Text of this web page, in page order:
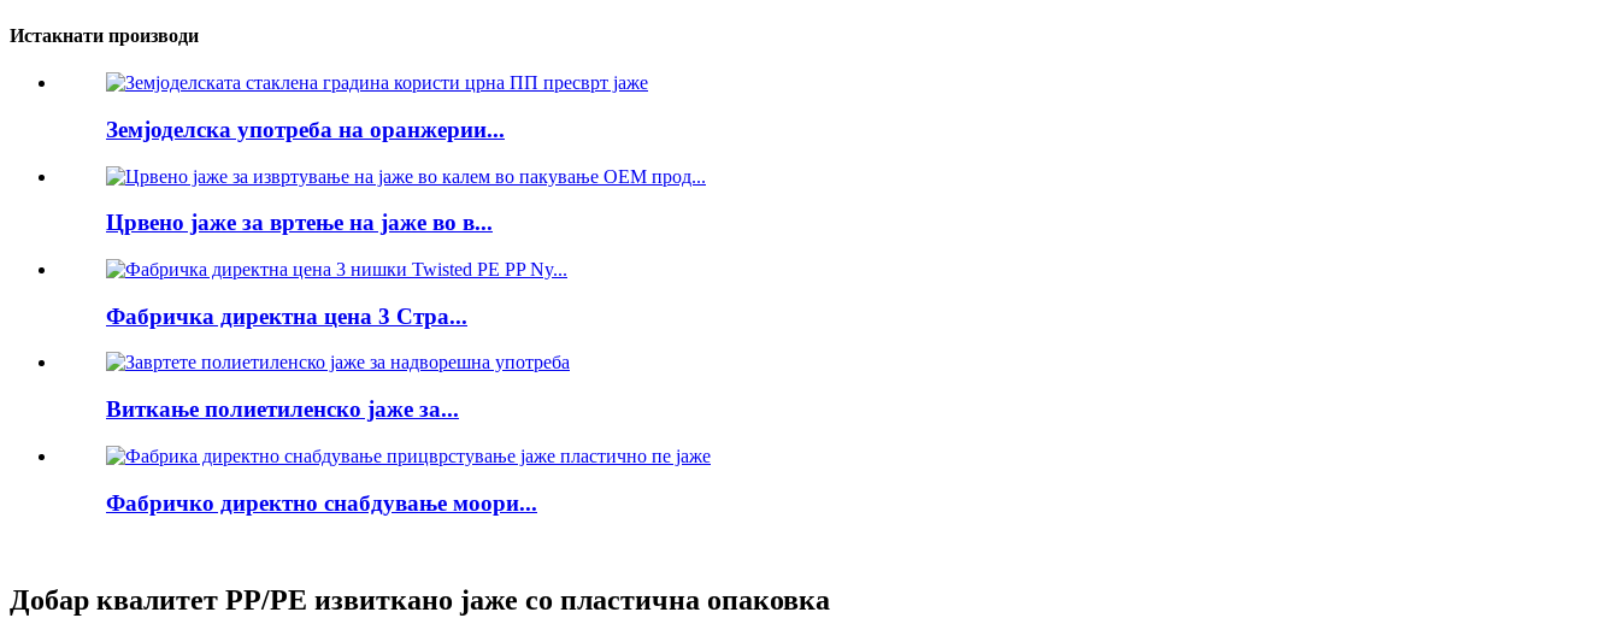
Истакнати производи
Земјоделска употреба на оранжерии...
Црвено јаже за вртење на јаже во в...
Фабричка директна цена 3 Стра...
Виткање полиетиленско јаже за...
Фабричко директно снабдување моори...
Добар квалитет PP/PE извиткано јаже со пластична опаковка